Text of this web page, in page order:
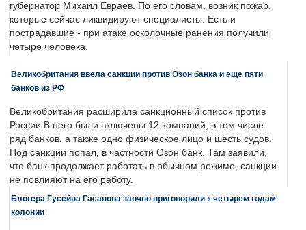
губернатор Михаил Евраев. По его словам, возник пожар,
которые сейчас ликвидируют специалисты. Есть и
пострадавшие - при атаке осколочные ранения получили
четыре человека.
Великобритания ввела санкции против Озон банка и еще пяти
банков из РФ
Великобритания расширила санкционный список против
России.В него были включены 12 компаний, в том числе
ряд банков, а также одно физическое лицо и шесть судов.
Под санкции попал, в частности Озон банк. Там заявили,
что банк продолжает работать в обычном режиме, санкции
не повлияют на его работу.
Блогера Гусейна Гасанова заочно приговорили к четырем годам
колонии